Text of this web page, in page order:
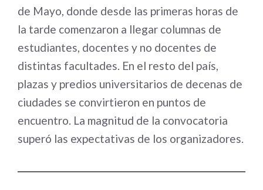
de Mayo, donde desde las primeras horas de
la tarde comenzaron a llegar columnas de
estudiantes, docentes y no docentes de
distintas facultades. En el resto del país,
plazas y predios universitarios de decenas de
ciudades se convirtieron en puntos de
encuentro. La magnitud de la convocatoria
superó las expectativas de los organizadores.